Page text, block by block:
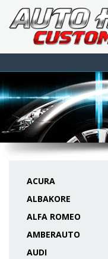
ACURA
ALBAKORE
ALFA ROMEO
AMBERAUTO
AUDI